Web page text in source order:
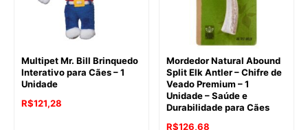
Multipet Mr. Bill Brinquedo
Interativo para Cães – 1
Unidade
R$121,28
Mordedor Natural Abound
Split Elk Antler – Chifre de
Veado Premium – 1
Unidade – Saúde e
Durabilidade para Cães
R$126,68